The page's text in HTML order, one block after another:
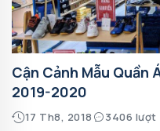
Cận Cảnh Mẫu
2019-2020
17 Th8, 2018 3406 lượt